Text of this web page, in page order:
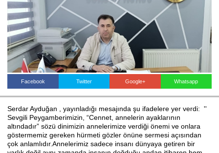
Facebook Twitter Google+ Whatsapp
Serdar Ayduğan , yayınladığı mesajında şu ifadelere yer verdi: ''
Sevgili Peygamberimizin, “Cennet, annelerin ayaklarının
altındadır” sözü dinimizin annelerimize verdiği önemi ve onlara
göstermemiz gereken hürmeti gözler önüne sermesi açısından
çok anlamlıdır.Annelerimiz sadece insanı dünyaya getiren bir
VİDEO GALERİ
KÜNYE
Haberin Doğru Adresi.